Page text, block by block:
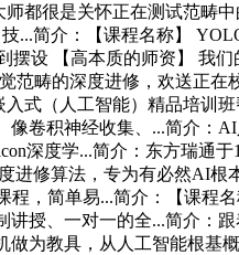
很是关怀正在测试范畴
...简介：【课程名称】
设 【高本质的师资】 我
畴的深度进修，欢送正
式（人工智能）精品培
卷积神经收集、...简介
深度学...简介：东方瑞通
进修算法，专为有必然AI
，简单易...简介：【课程
授、一对一的全...简介：
为教具，从人工智能根